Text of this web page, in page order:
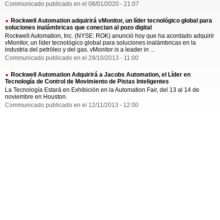
Communicado publicado en el 08/01/2020 - 21:07
Rockwell Automation adquirirá vMonitor, un líder tecnológico global para
soluciones inalámbricas que conectan al pozo digital
Rockwell Automation, Inc. (NYSE: ROK) anunció hoy que ha acordado adquirir
vMonitor, un líder tecnológico global para soluciones inalámbricas en la
industria del petróleo y del gas. vMonitor is a leader in ...
Communicado publicado en el 29/10/2013 - 11:00
Rockwell Automation Adquirirá a Jacobs Automation, el Líder en
Tecnología de Control de Movimiento de Pistas Inteligentes
La Tecnología Estará en Exhibición en la Automation Fair, del 13 al 14 de
noviembre en Houston.
Communicado publicado en el 12/11/2013 - 12:00